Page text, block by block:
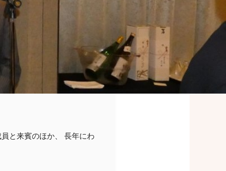
と来賓のほか、 長年にわ